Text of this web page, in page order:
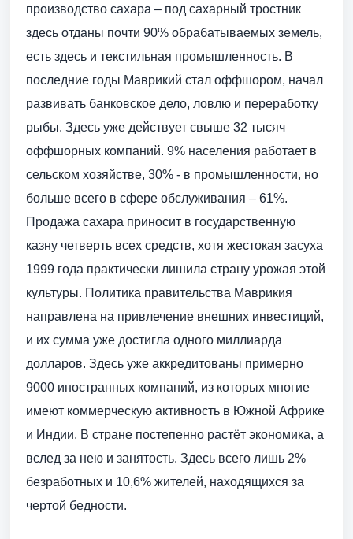
производство сахара – под сахарный тростник
здесь отданы почти 90% обрабатываемых земель,
есть здесь и текстильная промышленность. В
последние годы Маврикий стал оффшором, начал
развивать банковское дело, ловлю и переработку
рыбы. Здесь уже действует свыше 32 тысяч
оффшорных компаний. 9% населения работает в
сельском хозяйстве, 30% - в промышленности, но
больше всего в сфере обслуживания – 61%.
Продажа сахара приносит в государственную
казну четверть всех средств, хотя жестокая засуха
1999 года практически лишила страну урожая этой
культуры. Политика правительства Маврикия
направлена на привлечение внешних инвестиций,
и их сумма уже достигла одного миллиарда
долларов. Здесь уже аккредитованы примерно
9000 иностранных компаний, из которых многие
имеют коммерческую активность в Южной Африке
и Индии. В стране постепенно растёт экономика, а
вслед за нею и занятость. Здесь всего лишь 2%
безработных и 10,6% жителей, находящихся за
чертой бедности.